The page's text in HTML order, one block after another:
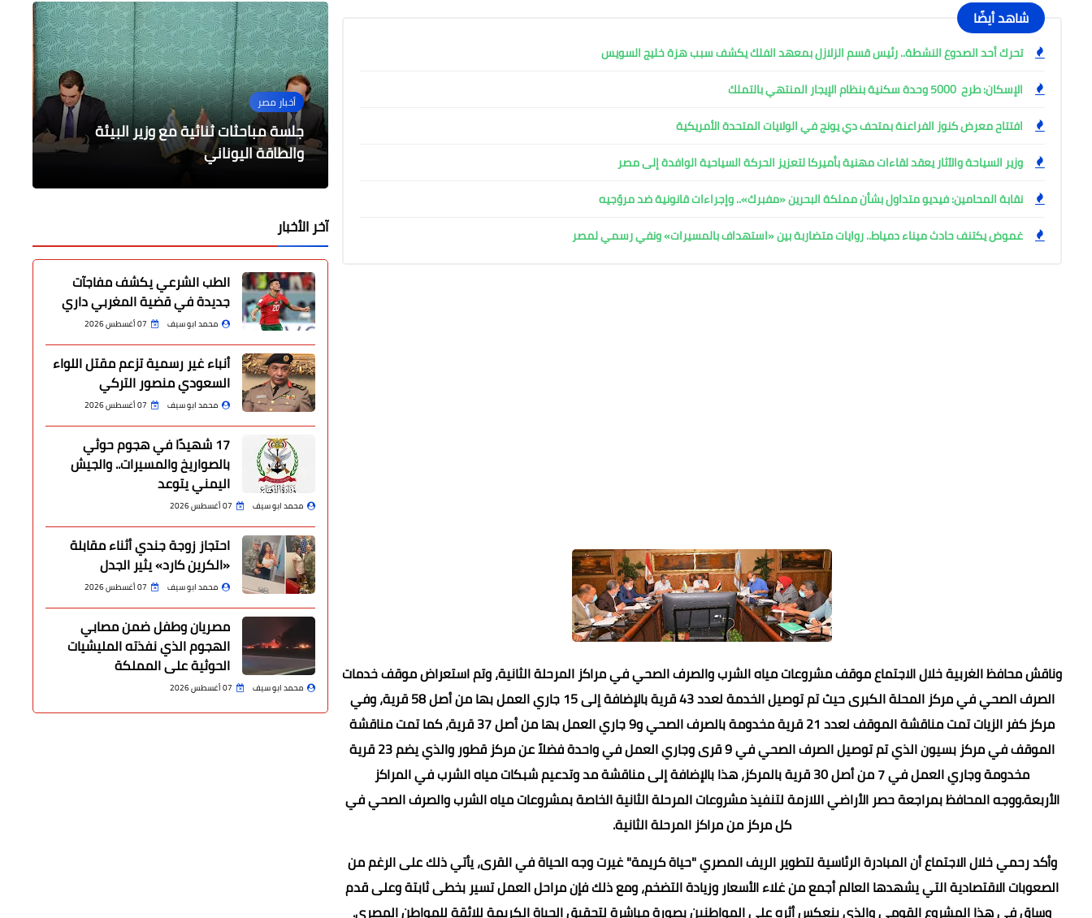
شاهد أيضًا
تحرك أحد الصدوع النشطة.. رئيس قسم الزلازل بمعهد الفلك يكشف سبب هزة خليج السويس
الإسكان: طرح 5000 وحدة سكنية بنظام الإيجار المنتهي بالتملك
افتتاح معرض كنوز الفراعنة بمتحف دي يونج في الولايات المتحدة الأمريكية
وزير السياحة والآثار يعقد لقاءات مهنية بأميركا لتعزيز الحركة السياحية الوافدة إلى مصر
نقابة المحامين: فيديو متداول بشأن مملكة البحرين «مفبرك».. وإجراءات قانونية ضد مروّجيه
غموض يكتنف حادث ميناء دمياط.. روايات متضاربة بين «استهداف بالمسيرات» ونفي رسمي لمصر
وناقش محافظ الغربية خلال الاجتماع موقف مشروعات مياه الشرب والصرف الصحي في مراكز المرحلة الثانية، وتم استعراض موقف خدمات
الصرف الصحي في مركز المحلة الكبرى حيث تم توصيل الخدمة لعدد 43 قرية بالإضافة إلى 15 جاري العمل بها من أصل 58 قرية، وفي
مركز كفر الزيات تمت مناقشة الموقف لعدد 21 قرية مخدومة بالصرف الصحي و9 جاري العمل بها من أصل 37 قرية، كما تمت مناقشة
الموقف في مركز بسيون الذي تم توصيل الصرف الصحي في 9 قرى وجاري العمل في واحدة فضلاً عن مركز قطور والذي يضم 23 قرية
مخدومة وجاري العمل في 7 من أصل 30 قرية بالمركز، هذا بالإضافة إلى مناقشة مد وتدعيم شبكات مياه الشرب في المراكز
الأربعة.ووجه المحافظ بمراجعة حصر الأراضي اللازمة لتنفيذ مشروعات المرحلة الثانية الخاصة بمشروعات مياه الشرب والصرف الصحي في
كل مركز من مراكز المرحلة الثانية.
وأكد رحمي خلال الاجتماع أن المبادرة الرئاسية لتطوير الريف المصري "حياة كريمة" غيرت وجه الحياة في القرى، يأتي ذلك على الرغم من
الصعوبات الاقتصادية التي يشهدها العالم أجمع من غلاء الأسعار وزيادة التضخم، ومع ذلك فإن مراحل العمل تسير بخطى ثابتة وعلى قدم
وساق في هذا المشروع القومي والذي ينعكس أثره على المواطنين بصورة مباشرة لتحقيق الحياة الكريمة للائقة للمواطن المصري.
أخبار مصر
جلسة مباحثات ثنائية مع وزير البيئة
والطاقة اليوناني
أخبار مصر
مناقشة بين المشاط ورئيس الهيئة
العامة للمنطقة الاقتصادية بقناة
السويس
محافظات
رئيس مجلس قروى نواى والحديث عن
مبادرة حياة كريمة
محافظات
الزراعة تطلق حملة اليوم الواحد للمرور
على جمعيات الإصلاح الزراعي بالمحافظات
لمتابعة صرف الاسمدة
الرياضة
تشكيل الاهلى لمباراة سموحة
آخر الأخبار
الطب الشرعي يكشف مفاجآت
جديدة في قضية المغربي داري
محمد ابو سيف 07 أغسطس 2026
أنباء غير رسمية تزعم مقتل اللواء
السعودي منصور التركي
محمد ابو سيف 07 أغسطس 2026
17 شهيدًا في هجوم حوثي
بالصواريخ والمسيرات.. والجيش
اليمني يتوعد
محمد ابو سيف 07 أغسطس 2026
احتجاز زوجة جندي أثناء مقابلة
«الكرين كارد» يثير الجدل
محمد ابو سيف 07 أغسطس 2026
مصريان وطفل ضمن مصابي
الهجوم الذي نفذته المليشيات
الحوثية على المملكة
محمد ابو سيف 07 أغسطس 2026